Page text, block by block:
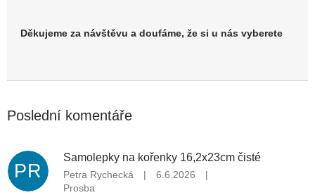
Děkujeme za návštěvu a doufáme, že si u nás vyberete
Poslední komentáře
PR
Samolepky na kořenky 16,2x23cm čisté
Petra Rychecká | 6.6.2026
|
Prosba